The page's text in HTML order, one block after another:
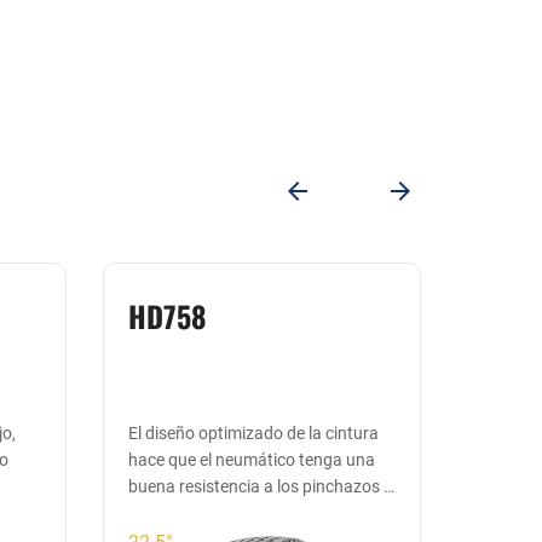
HD768
El diseño de hendidura mejorado
hace que el neumático tenga una
excelente capacidad de carga